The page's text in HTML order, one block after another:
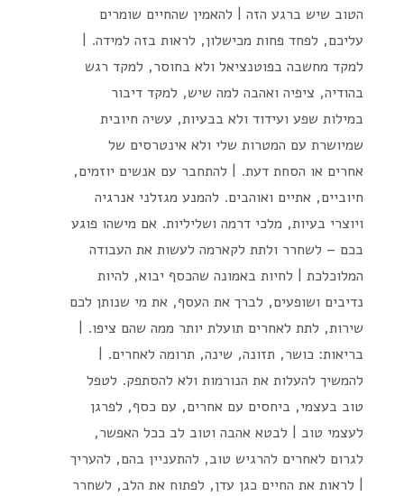
הטוב שיש ברגע הזה | להאמין שהחיים שומרים
עליכם, לפחד פחות מכישלון, לראות בזה למידה. |
למקד מחשבה בפוטנציאל ולא בחוסר, למקד רגש
בהודיה, ציפיה ואהבה למה שיש, למקד דיבור
במילות שפע ועידוד ולא בבעיות, עשיה חיובית
שמיושרת עם המטרות שלי ולא אינטרסים של
אחרים או הסחת דעת. | להתחבר עם אנשים יוזמים,
חיוביים, אתיים ואוהבים. להמנע מגזלני אנרגיה
ויוצרי בעיות, מלכי דרמה ושליליות. אם מישהו פוגע
בכם – לשחרר ולתת לקארמה לעשות את העבודה
המלוכלכת | לחיות באמונה שהכסף יבוא, להיות
נדיבים ושופעים, לברך את העסף, את מי שנותן לכם
שירות, לתת לאחרים תועלת יותר ממה שהם ציפו. |
בריאות: כושר, תזונה, שינה, תרומה לאחרים. |
להמשיך להעלות את הנורמות ולא להסתפק. לטפל
טוב בעצמי, ביחסים עם אחרים, עם כסף, לפרגן
לעצמי טוב | לבטא אהבה וטוב לב ככל האפשר,
לגרום לאחרים להרגיש טוב, להתעניין בהם, להעריך
| לראות את החיים כגן עדן, לפתוח את הלב, לשחרר